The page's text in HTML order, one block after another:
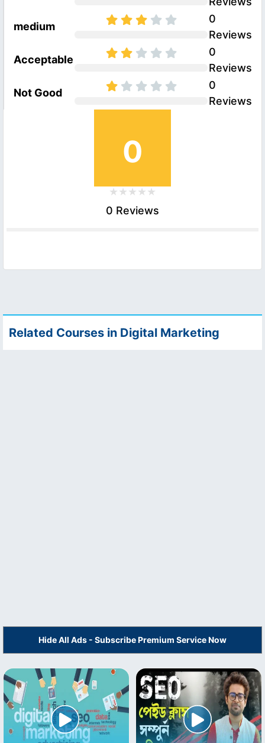
medium
0
Reviews
Acceptable
0
Reviews
Not Good
0
Reviews
0
0 Reviews
Related Courses in Digital Marketing
Hide All Ads - Subscribe Premium Service Now